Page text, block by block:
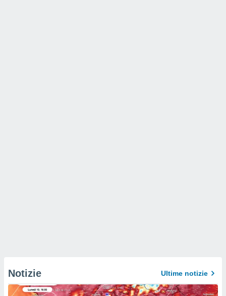
Notizie Ultime notizie